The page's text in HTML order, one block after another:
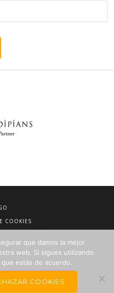
COOKIES
DE VENTA
que damos la mejor
web. Si sigues utilizando
estás de acuerdo.
COOKIES